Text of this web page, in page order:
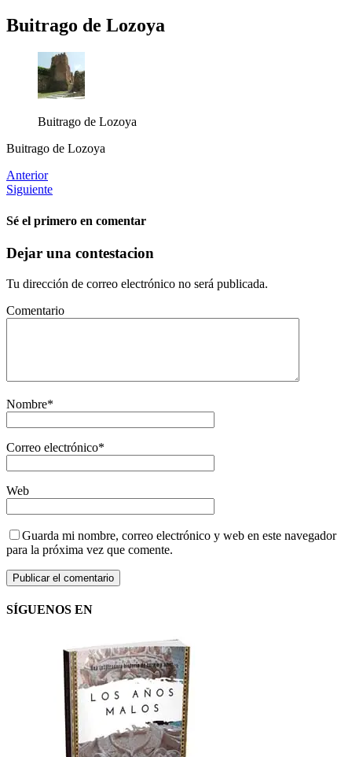
Buitrago de Lozoya
Buitrago de Lozoya
Buitrago de Lozoya
Anterior
Siguiente
Sé el primero en comentar
Dejar una contestacion
Tu dirección de correo electrónico no será publicada.
Comentario
Nombre*
Correo electrónico*
Web
Guarda mi nombre, correo electrónico y web en este navegador
para la próxima vez que comente.
SÍGUENOS EN